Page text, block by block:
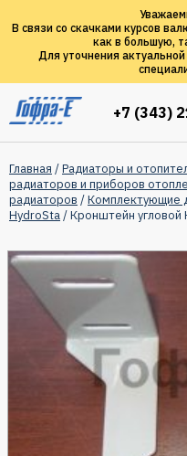
В связи со скачками курсов
как в большую,
Для уточнения
+7 (343)
Главная /Радиаторы и
радиаторов и приборов
радиаторов /Комплектующие
HydroSta/ Кронштейн угловой